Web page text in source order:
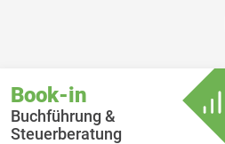
Book-in
Buchführung &
Steuerberatung